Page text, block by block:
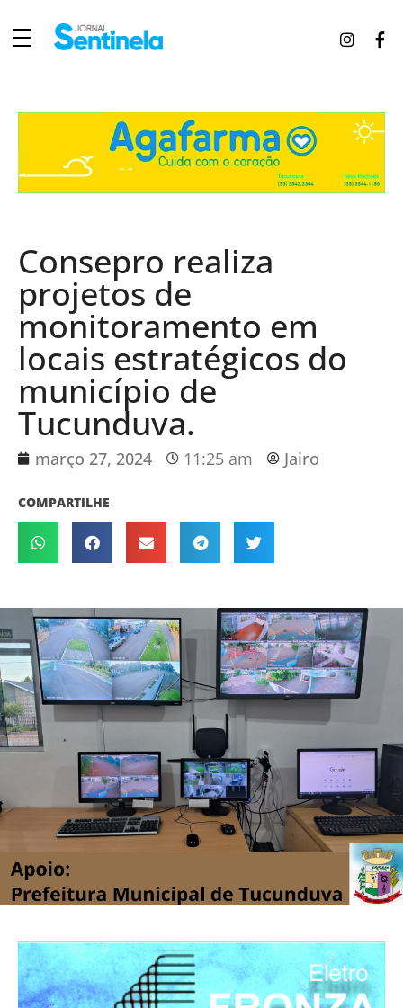
Consepro realiza
projetos de
monitoramento em
locais estratégicos do
município de
Tucunduva.
março 27, 2024 11:25 am Jairo
COMPARTILHE